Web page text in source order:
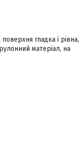
гладка і рівна,
матеріал, на